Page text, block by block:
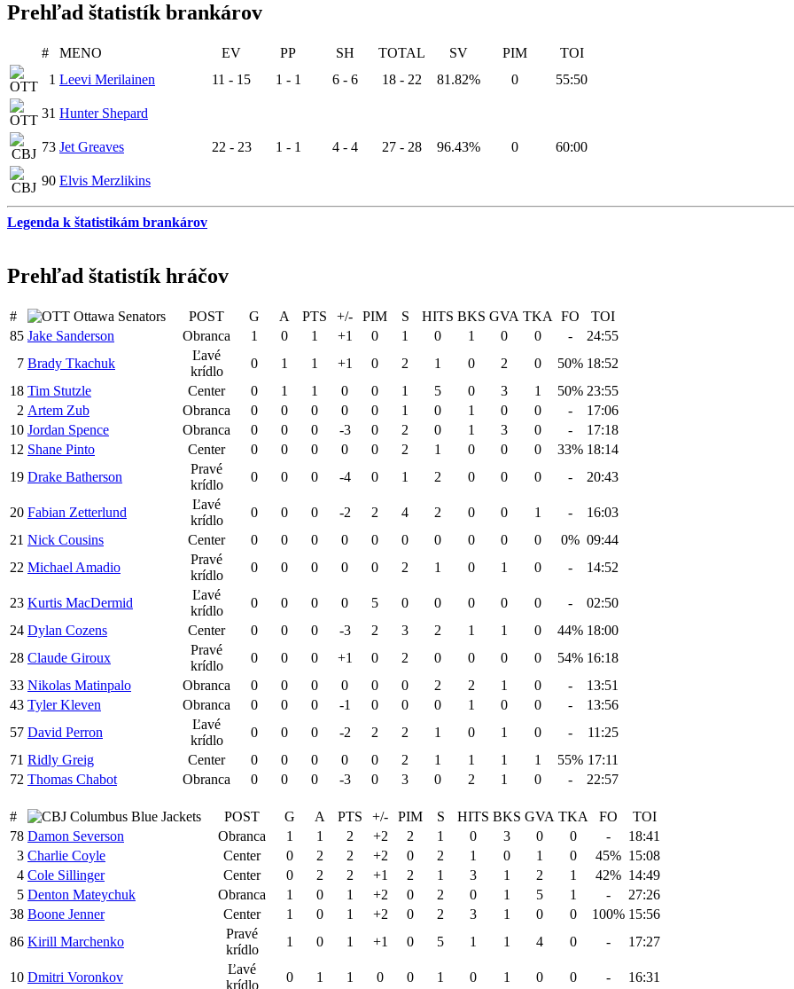
Prehľad štatistík brankárov
# MENO EV PP SH TOTAL SV PIM
TOI
1 Leevi Merilainen 11 - 15 1 - 1 6 - 6 18 - 22 81.82% 0 55:50
31 Hunter Shepard
73 Jet Greaves 22 - 23 1 - 1 4 - 4 27 - 28 96.43% 0 60:00
90 Elvis Merzlikins
Legenda k štatistikám brankárov
Prehľad štatistík hráčov
# Ottawa Senators POST G A PTS +/- PIM S HITS BKS GVA TKA FO
TOI
85 Jake Sanderson Obranca 1 0 1 +1 0 1 0 1 0 0 -
24:55
7 Brady Tkachuk
Ľavé
krídlo
0 1 1 +1 0 2 1 0 2 0 50% 18:52
18 Tim Stutzle Center 0 1 1 0 0 1 5 0 3 1 50% 23:55
2 Artem Zub Obranca 0 0 0 0 0 1 0 1 0 0 -
17:06
10 Jordan Spence Obranca 0 0 0 -3 0 2 0 1 3 0 -
17:18
12 Shane Pinto Center 0 0 0 0 0 2 1 0 0 0 33% 18:14
19 Drake Batherson
Pravé
krídlo
0 0 0 -4 0 1 2 0 0 0 - 20:43
20 Fabian Zetterlund
Ľavé
krídlo
0 0 0 -2 2 4 2 0 0 1 -
16:03
21 Nick Cousins Center 0 0 0 0 0 0 0 0 0 0 0% 09:44
22 Michael Amadio
Pravé
krídlo
0 0 0 0 0 2 1 0 1 0 - 14:52
23 Kurtis MacDermid
Ľavé
krídlo
0 0 0 0 5 0 0 0 0 0 -
02:50
24 Dylan Cozens Center 0 0 0 -3 2 3 2 1 1 0 44% 18:00
28 Claude Giroux
Pravé
krídlo
0 0 0 +1 0 2 0 0 0 0 54% 16:18
33 Nikolas Matinpalo Obranca 0 0 0 0 0 0 2 2 1 0 -
13:51
43 Tyler Kleven Obranca 0 0 0 -1 0 0 0 1 0 0 -
13:56
57 David Perron
Ľavé
krídlo
0 0 0 -2 2 2 1 0 1 0 -
11:25
71 Ridly Greig Center 0 0 0 0 0 2 1 1 1 1 55% 17:11
72 Thomas Chabot Obranca 0 0 0 -3 0 3 0 2 1 0 - 22:57
# Columbus Blue Jackets POST G A PTS +/- PIM S HITS BKS GVA TKA FO
TOI
78 Damon Severson Obranca 1 1 2 +2 2 1 0 3 0 0 -
18:41
3 Charlie Coyle Center 0 2 2 +2 0 2 1 0 1 0 45% 15:08
4 Cole Sillinger Center 0 2 2 +1 2 1 3 1 2 1 42% 14:49
5 Denton Mateychuk Obranca 1 0 1 +2 0 2 0 1 5 1 -
27:26
38 Boone Jenner Center 1 0 1 +2 0 2 3 1 0 0 100% 15:56
86 Kirill Marchenko
Pravé
krídlo
1 0 1 +1 0 5 1 1 4 0 - 17:27
10 Dmitri Voronkov
Ľavé
krídlo
0 1 1 0 0 1 0 1 0 0 - 16:31